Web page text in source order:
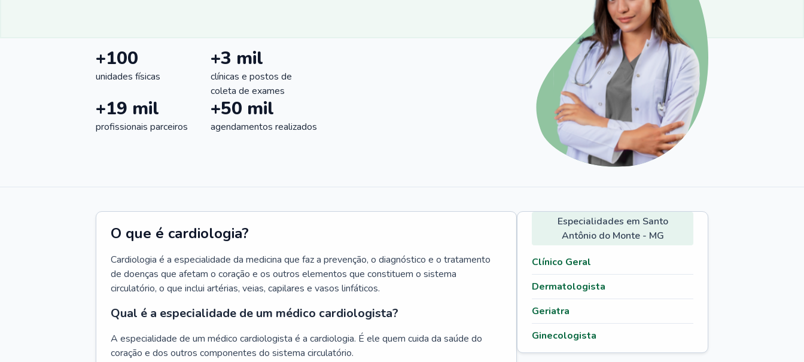
+100
unidades físicas
+3 mil
clínicas e postos de
coleta de exames
+19 mil
profissionais parceiros
+50 mil
agendamentos realizados
O que é cardiologia?
Cardiologia é a especialidade da medicina que faz a prevenção, o diagnóstico e o tratamento
de doenças que afetam o coração e os outros elementos que constituem o sistema
circulatório, o que inclui artérias, veias, capilares e vasos linfáticos.
Qual é a especialidade de um médico cardiologista?
A especialidade de um médico cardiologista é a cardiologia. É ele quem cuida da saúde do
coração e dos outros componentes do sistema circulatório.
Especialidades em Santo
Antônio do Monte - MG
Clínico Geral
Dermatologista
Geriatra
Ginecologista